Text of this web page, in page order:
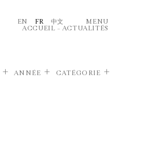
EN FR 中文
MENU
ACCUEIL – ACTUALITÉS
ANNÉE CATÉGORIE